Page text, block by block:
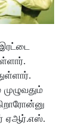
ஏஆர்.எஸ்.